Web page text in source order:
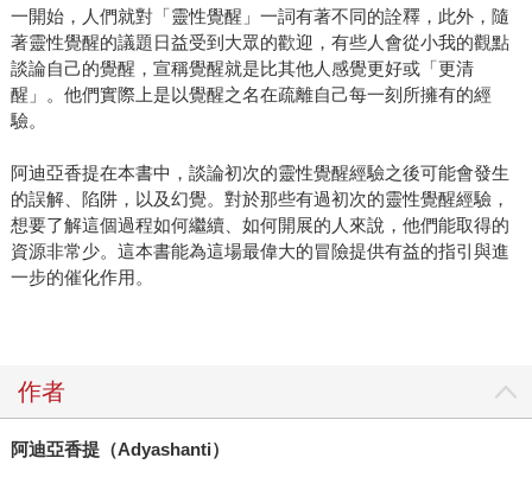
一開始，人們就對「靈性覺醒」一詞有著不同的詮釋，此外，隨
著靈性覺醒的議題日益受到大眾的歡迎，有些人會從小我的觀點
談論自己的覺醒，宣稱覺醒就是比其他人感覺更好或「更清
醒」。他們實際上是以覺醒之名在疏離自己每一刻所擁有的經
驗。
阿迪亞香提在本書中，談論初次的靈性覺醒經驗之後可能會發生
的誤解、陷阱，以及幻覺。對於那些有過初次的靈性覺醒經驗，
想要了解這個過程如何繼續、如何開展的人來說，他們能取得的
資源非常少。這本書能為這場最偉大的冒險提供有益的指引與進
一步的催化作用。
作者
阿迪亞香提（Adyashanti）